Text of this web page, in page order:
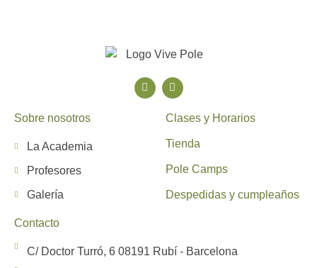
Sobre nosotros
La Academia
Profesores
Galería
Clases y Horarios
Tienda
Pole Camps
Despedidas y cumpleaños
Contacto
C/ Doctor Turró, 6 08191 Rubí - Barcelona